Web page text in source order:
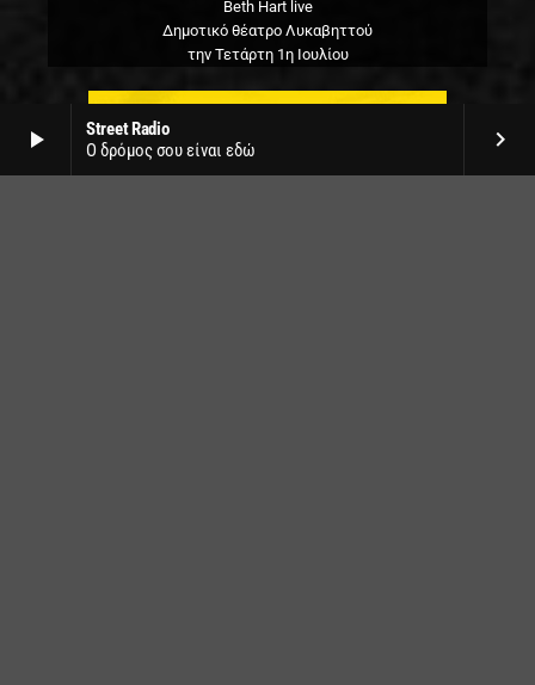
play_arrow
Street Radio
Ο δρόμος σου είναι εδώ
keyboard_arrow_right
Beth Hart live
Δημοτικό θέατρο Λυκαβηττού
την Τετάρτη 1η Ιουλίου